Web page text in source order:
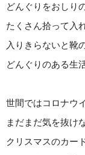
どんぐりをおしり
たくさん拾って入
入りきらないと靴
どんぐりのある生
世間ではコロナウ
まだまだ気を抜け
クリスマスのカー